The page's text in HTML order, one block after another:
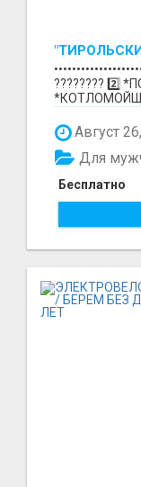
ФАБРИКА
????‍???? 2️⃣
Август
Бесплатно
Для